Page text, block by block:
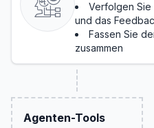
Verfolgen Sie
und das
Fassen Sie
zusammen
Agenten-Tools